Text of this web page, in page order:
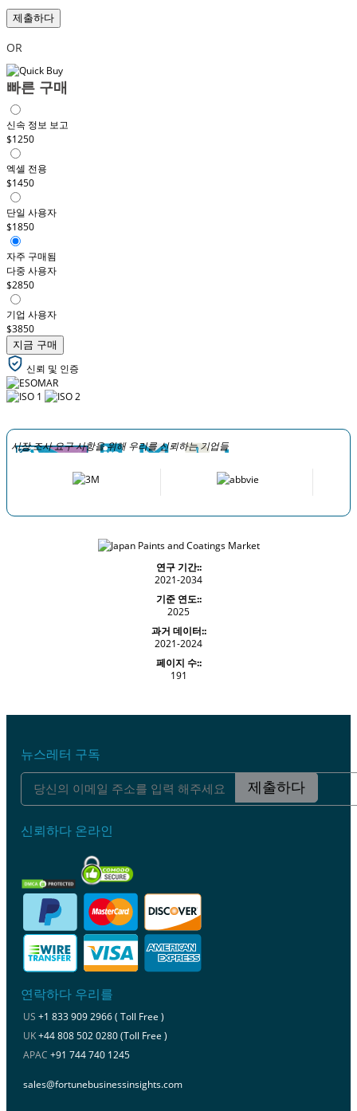
제출하다
OR
빠른 구매
신속 정보 보고
$1250
엑셀 전용
$1450
단일 사용자
$1850
자주 구매됨
다중 사용자
$2850
기업 사용자
$3850
지금 구매
신뢰 및 인증
시장 조사 요구 사항을 위해 우리를 신뢰하는 기업들
연구 기간::
2021-2034
기준 연도::
2025
과거 데이터::
2021-2024
페이지 수::
191
뉴스레터 구독
제출하다
신뢰하다 온라인
연락하다 우리를
US +1 833 909 2966 ( Toll Free )
UK+44 808 502 0280 (Toll Free )
APAC +91 744 740 1245
sales@fortunebusinessinsights.com